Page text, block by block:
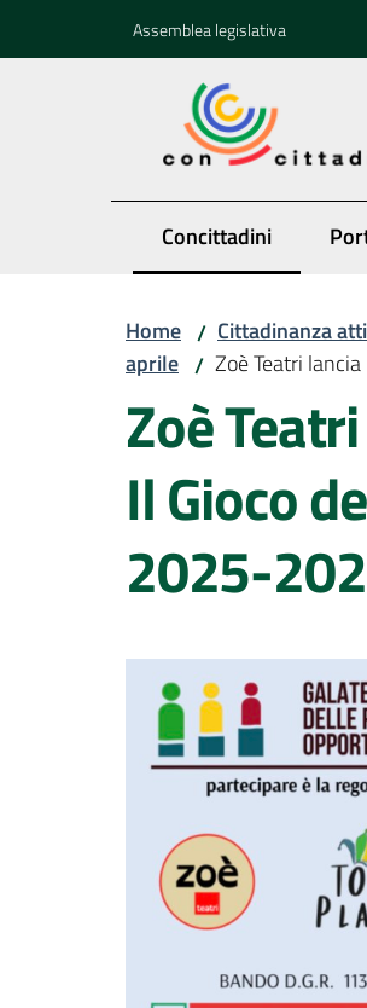
Assemblea legislativa
Concittadini
Menu selezionato
Home / Cittadinanza
aprile / Zoè Teatri
Zoè
Il Gioco
2025-